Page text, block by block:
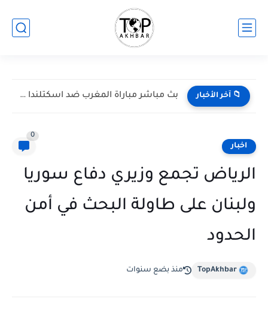
📁 آخر الأخبار بث مباشر مباراة المغرب ضد اسكتلندا في كأس العالم 2026...
اخبار
0
الرياض تجمع وزيري دفاع سوريا
ولبنان على طاولة البحث في أمن
الحدود
TopAkhbar منذ بضع سنوات